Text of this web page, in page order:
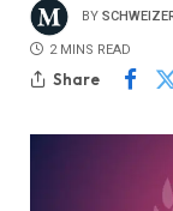
BY
2 MINS READ
Share